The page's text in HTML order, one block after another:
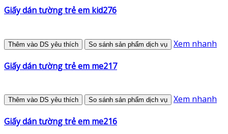
Giấy dán tường trẻ em kid276
Thêm vào DS yêu thích So sánh sản phẩm dịch vụ Xem nhanh
Giấy dán tường trẻ em me217
Thêm vào DS yêu thích So sánh sản phẩm dịch vụ Xem nhanh
Giấy dán tường trẻ em me216